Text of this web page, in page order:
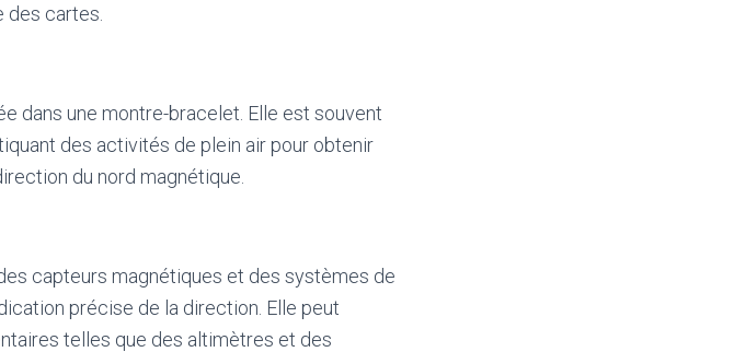
des cartes.
dans une montre-bracelet. Elle est souvent
des activités de plein air pour obtenir
du nord magnétique.
capteurs magnétiques et des systèmes de
précise de la direction. Elle peut
telles que des altimètres et des